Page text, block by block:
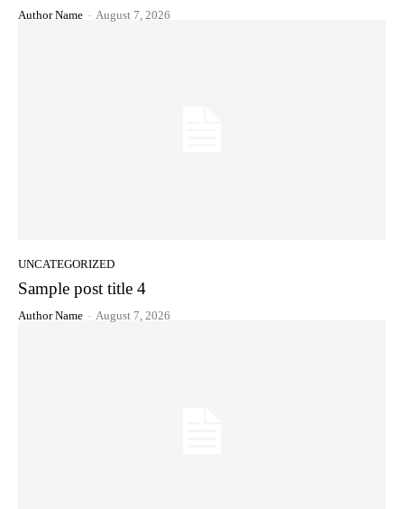
Author Name - August 7, 2026
UNCATEGORIZED
Sample post title 4
Author Name - August 7, 2026